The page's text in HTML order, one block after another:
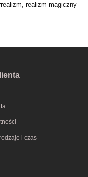
realizm magiczny
i czas